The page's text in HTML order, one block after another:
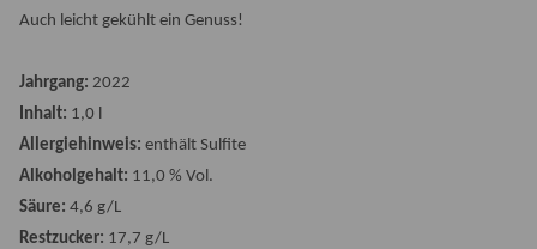
Auch leicht gekühlt ein Genuss!
Jahrgang: 2022
Inhalt: 1,0 l
Allergiehinweis: enthält Sulfite
Alkoholgehalt: 11,0 % Vol.
Säure: 4,6 g/L
Restzucker: 17,7 g/L